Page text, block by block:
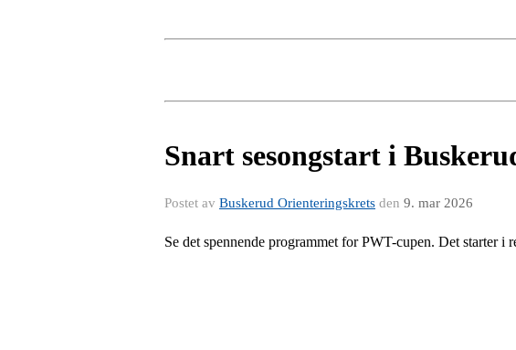
Snart sesongstart i
Postet av Buskerud Orienteringskrets den 9. mar 2026
Se det spennende programmet for PWT-cupen. Det starter